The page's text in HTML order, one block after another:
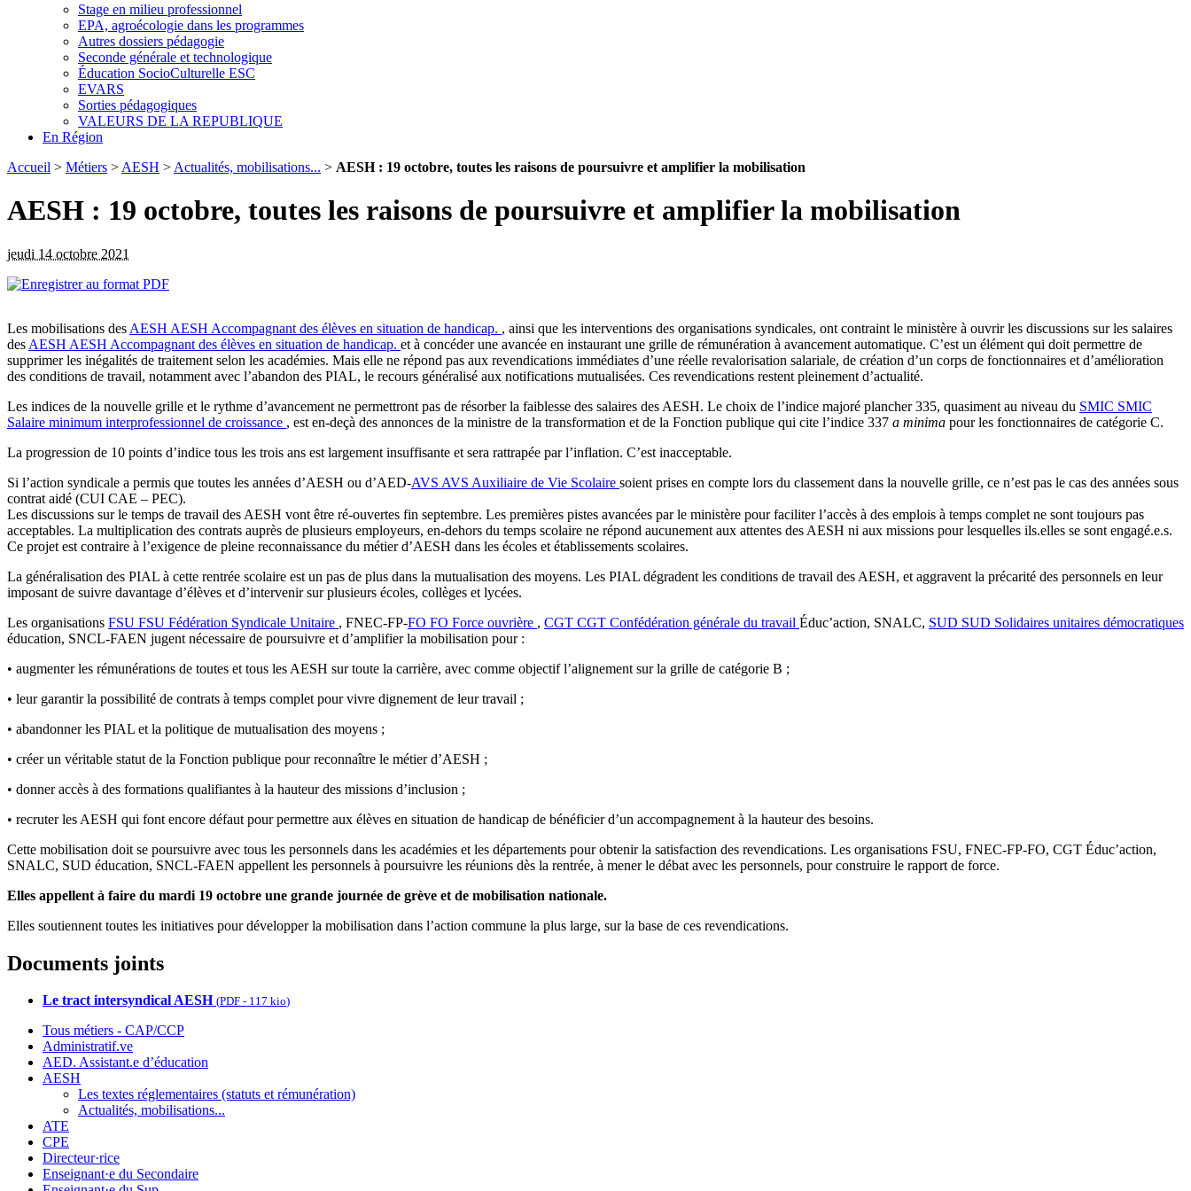
Stage en milieu professionnel
EPA, agroécologie dans les programmes
Autres dossiers pédagogie
Seconde générale et technologique
Éducation SocioCulturelle ESC
EVARS
Sorties pédagogiques
VALEURS DE LA REPUBLIQUE
En Région
Accueil > Métiers > AESH > Actualités, mobilisations... > AESH : 19 octobre, toutes les raisons de poursuivre et amplifier la mobilisation
AESH : 19 octobre, toutes les raisons de poursuivre et amplifier la mobilisation
jeudi 14 octobre 2021
Les mobilisations des AESH AESH Accompagnant des élèves en situation de handicap. , ainsi que les interventions des organisations syndicales, ont contraint le ministère à ouvrir les discussions sur les salaires
des AESH AESH Accompagnant des élèves en situation de handicap. et à concéder une avancée en instaurant une grille de rémunération à avancement automatique. C’est un élément qui doit permettre de
supprimer les inégalités de traitement selon les académies. Mais elle ne répond pas aux revendications immédiates d’une réelle revalorisation salariale, de création d’un corps de fonctionnaires et d’amélioration
des conditions de travail, notamment avec l’abandon des PIAL, le recours généralisé aux notifications mutualisées. Ces revendications restent pleinement d’actualité.
Les indices de la nouvelle grille et le rythme d’avancement ne permettront pas de résorber la faiblesse des salaires des AESH. Le choix de l’indice majoré plancher 335, quasiment au niveau du SMIC SMIC
Salaire minimum interprofessionnel de croissance , est en-deçà des annonces de la ministre de la transformation et de la Fonction publique qui cite l’indice 337 a minima pour les fonctionnaires de catégorie C.
La progression de 10 points d’indice tous les trois ans est largement insuffisante et sera rattrapée par l’inflation. C’est inacceptable.
Si l’action syndicale a permis que toutes les années d’AESH ou d’AED-AVS AVS Auxiliaire de Vie Scolaire soient prises en compte lors du classement dans la nouvelle grille, ce n’est pas le cas des années sous
contrat aidé (CUI CAE – PEC).
Les discussions sur le temps de travail des AESH vont être ré-ouvertes fin septembre. Les premières pistes avancées par le ministère pour faciliter l’accès à des emplois à temps complet ne sont toujours pas
acceptables. La multiplication des contrats auprès de plusieurs employeurs, en-dehors du temps scolaire ne répond aucunement aux attentes des AESH ni aux missions pour lesquelles ils.elles se sont engagé.e.s.
Ce projet est contraire à l’exigence de pleine reconnaissance du métier d’AESH dans les écoles et établissements scolaires.
La généralisation des PIAL à cette rentrée scolaire est un pas de plus dans la mutualisation des moyens. Les PIAL dégradent les conditions de travail des AESH, et aggravent la précarité des personnels en leur
imposant de suivre davantage d’élèves et d’intervenir sur plusieurs écoles, collèges et lycées.
Les organisations FSU FSU Fédération Syndicale Unitaire , FNEC-FP-FO FO Force ouvrière , CGT CGT Confédération générale du travail Éduc’action, SNALC, SUD SUD Solidaires unitaires démocratiques
éducation, SNCL-FAEN jugent nécessaire de poursuivre et d’amplifier la mobilisation pour :
• augmenter les rémunérations de toutes et tous les AESH sur toute la carrière, avec comme objectif l’alignement sur la grille de catégorie B ;
• leur garantir la possibilité de contrats à temps complet pour vivre dignement de leur travail ;
• abandonner les PIAL et la politique de mutualisation des moyens ;
• créer un véritable statut de la Fonction publique pour reconnaître le métier d’AESH ;
• donner accès à des formations qualifiantes à la hauteur des missions d’inclusion ;
• recruter les AESH qui font encore défaut pour permettre aux élèves en situation de handicap de bénéficier d’un accompagnement à la hauteur des besoins.
Cette mobilisation doit se poursuivre avec tous les personnels dans les académies et les départements pour obtenir la satisfaction des revendications. Les organisations FSU, FNEC-FP-FO, CGT Éduc’action,
SNALC, SUD éducation, SNCL-FAEN appellent les personnels à poursuivre les réunions dès la rentrée, à mener le débat avec les personnels, pour construire le rapport de force.
Elles appellent à faire du mardi 19 octobre une grande journée de grève et de mobilisation nationale.
Elles soutiennent toutes les initiatives pour développer la mobilisation dans l’action commune la plus large, sur la base de ces revendications.
Documents joints
Le tract intersyndical AESH (PDF - 117 kio)
Tous métiers - CAP/CCP
Administratif.ve
AED. Assistant.e d’éducation
AESH
Les textes réglementaires (statuts et rémunération)
Actualités, mobilisations...
ATE
CPE
Directeur·rice
Enseignant·e du Secondaire